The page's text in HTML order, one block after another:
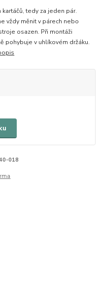
tedy za jeden pár.
vždy měnit v párech nebo
osazen. Při montáži
pohybuje v uhlíkovém držáku.
018